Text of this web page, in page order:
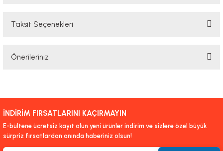
Taksit Seçenekleri
Önerileriniz
yetersiz gördüğünüz noktaları öneri formunu kullanarak tarafımıza
iletebilirsiniz.
Görüş ve önerileriniz için teşekkür ederiz.
İNDİRİM FIRSATLARINI KAÇIRMAYIN
E-bültene ücretsiz kayıt olun yeni ürünler indirim ve sizlere özel büyük
sürpriz fırsatlardan anında haberiniz olsun!